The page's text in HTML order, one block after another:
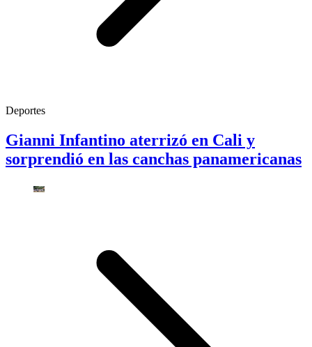
Deportes
Gianni Infantino aterrizó en Cali y
sorprendió en las canchas panamericanas